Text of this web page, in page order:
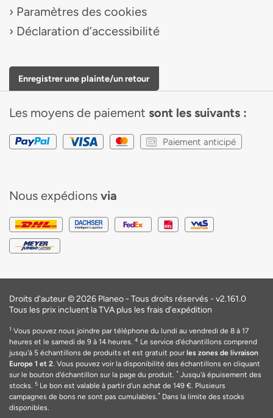
Paramètres des cookies
Déclaration d’accessibilité
Enregistrer une plainte/un retour
Les moyens de paiement sont les suivants :
Paiement anticipé
Nous expédions via
Droits d'auteur © 2026 Planeo - Tous droits réservés - v2.161.0
Tous les prix incluent la TVA plus les frais d'expédition
1 Vous pouvez nous joindre par téléphone du lundi au vendredi de 8 à 17
heures et le samedi de 9 à 14 heures. 4 Le service d'échantillons comprend
jusqu'à 5 échantillons de produits et est gratuit pour les zones de livraison
Europe 1 et 2. Vous pouvez voir la disponibilité des échantillons en cliquant
sur le bouton d'échantillon sur la page du produit. * Jusqu'à épuisement des
stocks. 5 Le bon est valable à partir d'un achat de 149 €. Plusieurs
campagnes de bons ne sont pas cumulables.* Dans la limite des stocks
disponibles.